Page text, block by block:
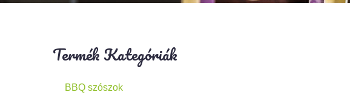
Termék Kategóriák
BBQ szószok